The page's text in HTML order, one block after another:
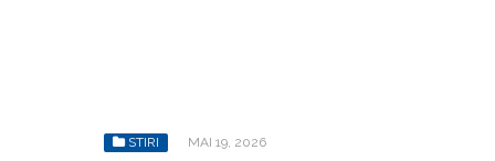
STIRI MAI 19, 2026